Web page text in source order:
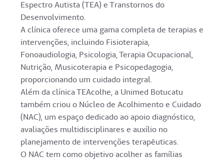
Espectro Autista (TEA) e Transtornos do
Desenvolvimento.
A clínica oferece uma gama completa de terapias e
intervenções, incluindo Fisioterapia,
Fonoaudiologia, Psicologia, Terapia Ocupacional,
Nutrição, Musicoterapia e Psicopedagogia,
proporcionando um cuidado integral.
Além da clínica TEAcolhe, a Unimed Botucatu
também criou o Núcleo de Acolhimento e Cuidado
(NAC), um espaço dedicado ao apoio diagnóstico,
avaliações multidisciplinares e auxílio no
planejamento de intervenções terapêuticas.
O NAC tem como objetivo acolher as famílias